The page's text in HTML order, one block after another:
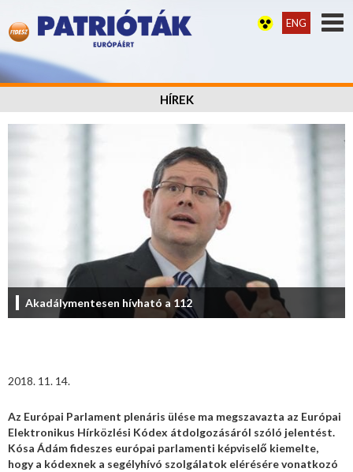
ENG
HÍREK
Akadálymentesen hívható a 112
2018. 11. 14.
Az Európai Parlament plenáris ülése ma megszavazta az Európai
Elektronikus Hírközlési Kódex átdolgozásáról szóló jelentést.
Kósa Ádám fideszes európai parlamenti képviselő kiemelte,
hogy a kódexnek a segélyhívó szolgálatok elérésére vonatkozó